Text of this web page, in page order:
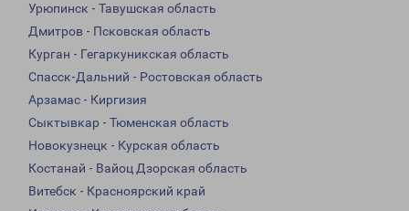
Урюпинск - Тавушская область
Дмитров - Псковская область
Курган - Гегаркуникская область
Спасск-Дальний - Ростовская область
Арзамас - Киргизия
Сыктывкар - Тюменская область
Новокузнецк - Курская область
Костанай - Вайоц Дзорская область
Витебск - Красноярский край